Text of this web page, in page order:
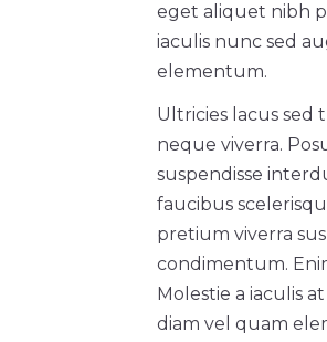
eget aliquet nibh
iaculis nunc sed
elementum.
Ultricies lacus sed
neque viverra.
suspendisse
faucibus
pretium viverra
condimentum.
Molestie a iaculis
diam vel quam